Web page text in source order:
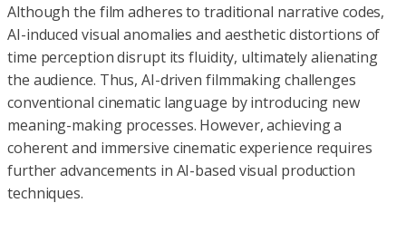
Although the film adheres to traditional narrative codes,
AI-induced visual anomalies and aesthetic distortions of
time perception disrupt its fluidity, ultimately alienating
the audience. Thus, AI-driven filmmaking challenges
conventional cinematic language by introducing new
meaning-making processes. However, achieving a
coherent and immersive cinematic experience requires
further advancements in AI-based visual production
techniques.